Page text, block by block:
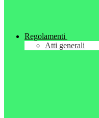
Regolamenti
Atti generali